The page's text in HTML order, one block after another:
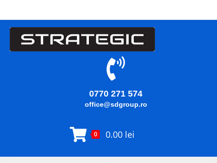
0770 271 574
office@sdgroup.ro
0 0.00 lei